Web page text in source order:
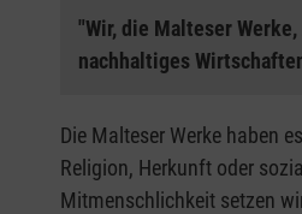
"Wir, die Malteser
nachhaltiges
Die Malteser Werke haben
Religion, Herkunft oder
Mitmenschlichkeit setzen